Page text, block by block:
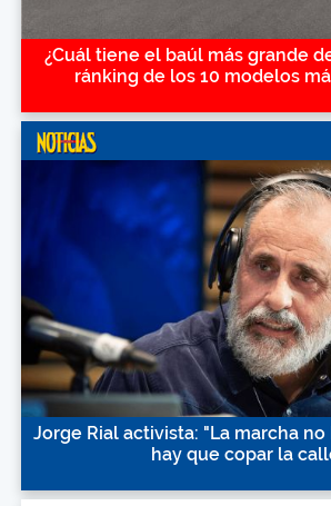
¿Cuál tiene el baúl más grande
ránking de los 10 modelos
Jorge Rial activista: "La marcha
hay que copar la